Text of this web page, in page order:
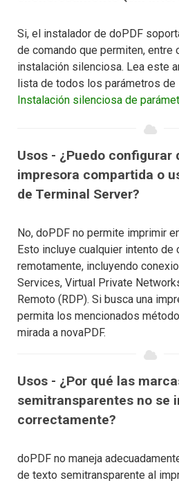
Si, el instalador de doPDF
de comando que permiten, entre
instalación silenciosa. Lea este
lista de todos los parámetros de
Instalación silenciosa de
Usos - ¿Puedo configurar
impresora compartida o
de Terminal Server?
No, doPDF no permite imprimir
Esto incluye cualquier intento de
remotamente, incluyendo
Services, Virtual Private
Remoto (RDP). Si busca una
permita los mencionados
mirada a novaPDF.
Usos - ¿Por qué las
semitransparentes no se
correctamente?
doPDF no maneja
de texto semitransparente al